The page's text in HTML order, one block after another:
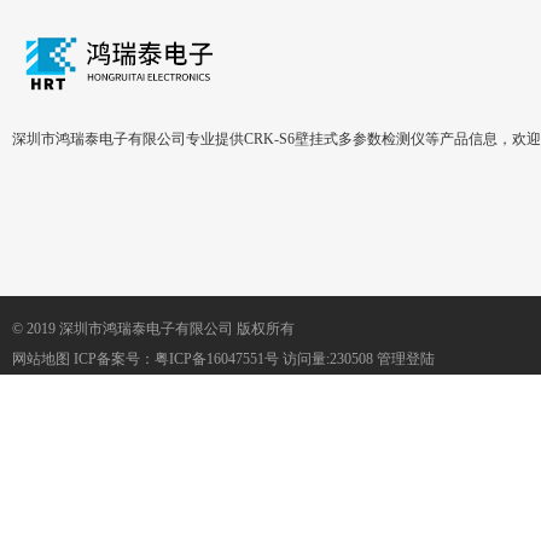
深圳市鸿瑞泰电子有限公司专业提供CRK-S6壁挂式多参数检测仪等产品信息，欢
© 2019 深圳市鸿瑞泰电子有限公司 版权所有
网站地图 ICP备案号： 粤ICP备16047551号 访问量:230508 管理登陆